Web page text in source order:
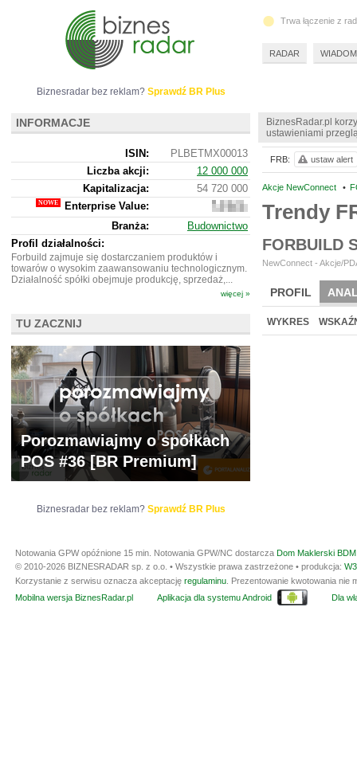
BiznesRadar.pl
ustawieniami
Akcje NewConnect •
Trendy
FORBUILD
NewConnect - Akcje/
PROFIL
BR LAB
WYKRES
FRB: ustaw alert
Biznesradar bez reklam? Sprawdź BR Plus
INFORMACJE
ISIN:
PLBETMX00013
Liczba akcji:
12 000 000
Kapitalizacja:
54 720 000
Enterprise Value:
48
167
000
Branża:
Budownictwo
Profil działalności:
Forbuild zajmuje się dostarczaniem produktów i
towarów o wysokim zaawansowaniu technologicznym.
Działalność spółki obejmuje produkcję, sprzedaż,...
więcej »
TU ZACZNIJ
Porozmawiajmy o spółkach
POS #36 [BR Premium]
Biznesradar bez reklam? Sprawdź BR Plus
Trwa łączenie z
RADAR
Notowania GPW opóźnione 15 min. Notowania GPW/NC dostarcza Dom Maklerski
© 2010-2026 BIZNESRADAR sp. z o.o. • Wszystkie prawa zastrzeżone • produkcja:
Korzystanie z serwisu oznacza akceptację regulaminu . Prezentowanie kwotowania
Mobilna wersja BiznesRadar.pl
Aplikacja dla systemu Android Dla